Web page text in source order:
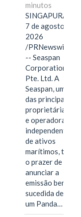
minutos
SINGAPURA,
7 de agosto de
2026
/PRNewswire/
-- Seaspan
Corporation
Pte. Ltd. A
Seaspan, uma
das principais
proprietárias
e operadoras
independentes
de ativos
marítimos, tem
o prazer de
anunciar a
emissão bem-
sucedida de
um Panda…